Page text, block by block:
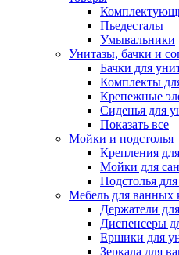
Пьедесталы
Умывальники
Унитазы, бачки и
Бачки для
Комплекты
Крепежные
Сиденья для
Показать все
Мойки и подстолья
Крепления
Мойки для
Подстолья
Мебель для ванных
Держатели
Диспенсеры
Ершики для
Зеркала для